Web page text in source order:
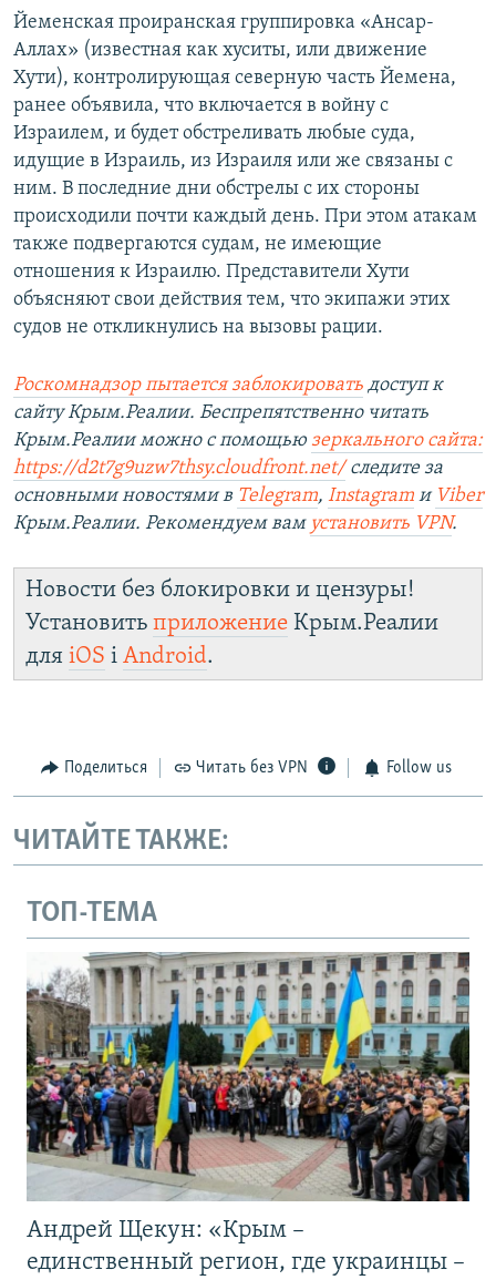
Йеменская проиранская группировка «Ансар-
Аллах» (известная как хуситы, или движение
Хути), контролирующая северную часть Йемена,
ранее объявила, что включается в войну с
Израилем, и будет обстреливать любые суда,
идущие в Израиль, из Израиля или же связаны с
ним. В последние дни обстрелы с их стороны
происходили почти каждый день. При этом атакам
также подвергаются судам, не имеющие
отношения к Израилю. Представители Хути
объясняют свои действия тем, что экипажи этих
судов не откликнулись на вызовы рации.
Роскомнадзор пытается заблокировать доступ к
сайту Крым.Реалии. Беспрепятственно читать
Крым.Реалии можно с помощью зеркального сайта:
https://d2t7g9uzw7thsy.cloudfront.net/следите за
основными новостями в Telegram, Instagram и Viber
Крым.Реалии. Рекомендуем вам установить VPN.
Новости без блокировки и цензуры!
Установить приложение Крым.Реалии
для iOS і Android.
Поделиться Читать без VPN Follow us
ЧИТАЙТЕ ТАКЖЕ:
ТОП-ТЕМА
Андрей Щекун: «Крым –
единственный регион, где украинцы –